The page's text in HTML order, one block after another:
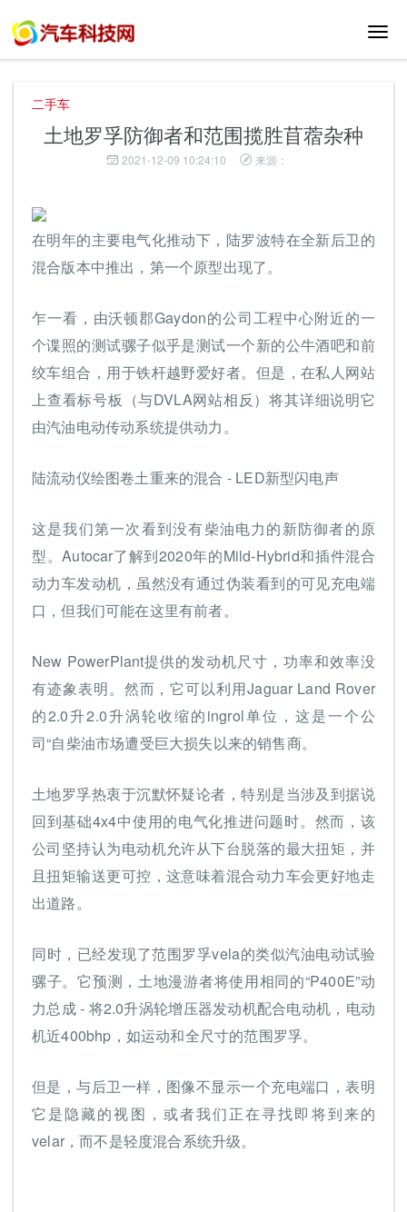
切
二手车
土地罗孚防御者和范围揽胜苜蓿杂种
2021-12-09 10:24:10 来源：
在明年的主要电气化推动下，陆罗波特在全新后卫的
混合版本中推出，第一个原型出现了。
乍一看，由沃顿郡Gaydon的公司工程中心附近的一
个谍照的测试骡子似乎是测试一个新的公牛酒吧和前
绞车组合，用于铁杆越野爱好者。但是，在私人网站
上查看标号板（与DVLA网站相反）将其详细说明它
由汽油电动传动系统提供动力。
陆流动仪绘图卷土重来的混合 - LED新型闪电声
这是我们第一次看到没有柴油电力的新防御者的原
型。Autocar了解到2020年的Mild-Hybrid和插件混合
动力车发动机，虽然没有通过伪装看到的可见充电端
口，但我们可能在这里有前者。
New PowerPlant提供的发动机尺寸，功率和效率没
有迹象表明。然而，它可以利用Jaguar Land Rover
的2.0升2.0升涡轮收缩的ingrol单位，这是一个公
司“自柴油市场遭受巨大损失以来的销售商。
土地罗孚热衷于沉默怀疑论者，特别是当涉及到据说
回到基础4x4中使用的电气化推进问题时。然而，该
公司坚持认为电动机允许从下台脱落的最大扭矩，并
且扭矩输送更可控，这意味着混合动力车会更好地走
出道路。
同时，已经发现了范围罗孚vela的类似汽油电动试验
骡子。它预测，土地漫游者将使用相同的“P400E”动
力总成 - 将2.0升涡轮增压器发动机配合电动机，电动
机近400bhp，如运动和全尺寸的范围罗孚。
但是，与后卫一样，图像不显示一个充电端口，表明
它是隐藏的视图，或者我们正在寻找即将到来的
velar，而不是轻度混合系统升级。